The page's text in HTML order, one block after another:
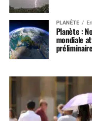
PLANÈTE
Planète :
mondiale